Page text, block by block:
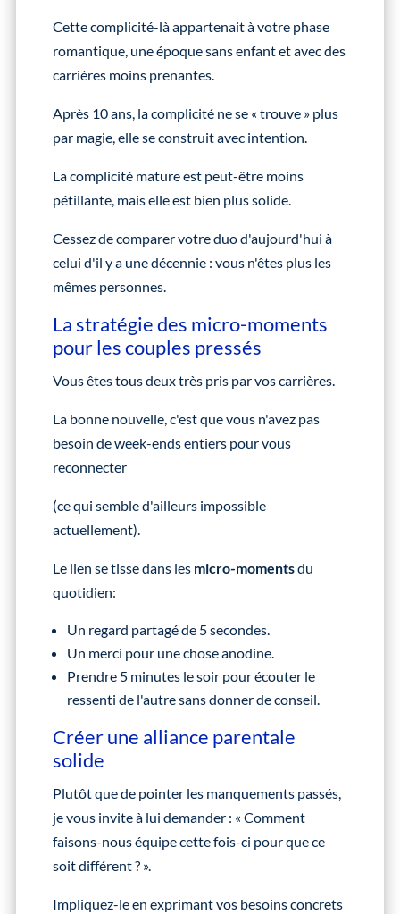
Cette complicité-là appartenait à votre phase
romantique, une époque sans enfant et avec des
carrières moins prenantes.
Après 10 ans, la complicité ne se « trouve » plus
par magie, elle se construit avec intention.
La complicité mature est peut-être moins
pétillante, mais elle est bien plus solide.
Cessez de comparer votre duo d'aujourd'hui à
celui d'il y a une décennie : vous n'êtes plus les
mêmes personnes.
La stratégie des micro-moments
pour les couples pressés
Vous êtes tous deux très pris par vos carrières.
La bonne nouvelle, c'est que vous n'avez pas
besoin de week-ends entiers pour vous
reconnecter
(ce qui semble d'ailleurs impossible
actuellement).
Le lien se tisse dans les micro-momentsdu
quotidien:
Un regard partagé de 5 secondes.
Un merci pour une chose anodine.
Prendre 5 minutes le soir pour écouter le
ressenti de l'autre sans donner de conseil.
Créer une alliance parentale
solide
Plutôt que de pointer les manquements passés,
je vous invite à lui demander : « Comment
faisons-nous équipe cette fois-ci pour que ce
soit différent ? ».
Impliquez-le en exprimant vos besoins concrets